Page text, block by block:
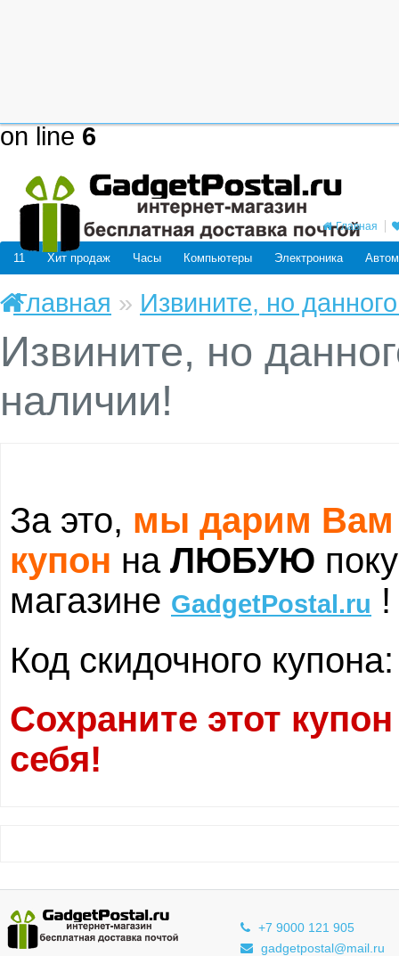
on line6
Главная
11 Хит продаж Часы Компьютеры Электроника
Главная » Извините, но
Извините, но
наличии!
За это, мы дарим Вам
купон на ЛЮБУЮ
магазине GadgetPostal.ru !
Код скидочного
Сохраните этот
себя!
+7 9000 121 905
gadgetpostal@mail.ru